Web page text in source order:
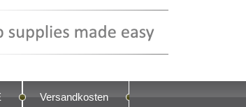
Versandkosten